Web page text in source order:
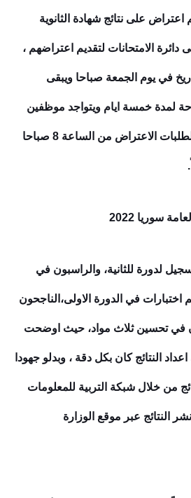
اعتراض على نتائج شهادة الثانوية
دائرة الامتحانات لتقديم اعتراضهم ،
في يوم الجمعة صباحا ويبقى
لمدة خمسة ايام ويتواجد موظفين
الدائرة الذين يستقبلون الطلبات الاعتراض من الساعة 8 صباحا
سوريا 2022
لدورة للثانية، والراسبون في
اختبارات في الدورة الاولى،الناجحون
في تحسين ثلاث مواد، حيث اوضحت
اعداد النتائج كان بكل دقة ، وبدلو جهودا
من خلال شبكة التربية للمعلومات
النتائج عبر موقع الوزارة